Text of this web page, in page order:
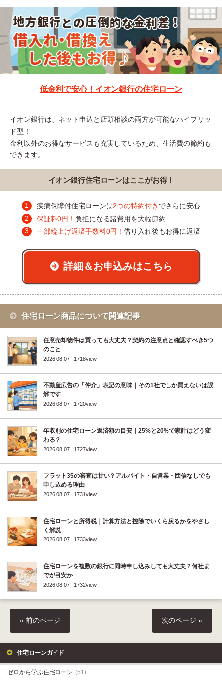
低金利で安心！イオン銀行の住宅ローン
イオン銀行は、ネット申込と店頭相談の両方が可能なハイブリッ
ド型！
金利以外のお得なサービスも充実しているため、生活費の節約も
できます。
イオン銀行住宅ローンはここがお得！
疾病保障付住宅ローンは2つの特約付き でさらに安心
保証料0円！ 負担になる諸費用を大幅節約
一部繰上げ返済手数料0円！ 借り入れ後もお得に返済
詳細＆お申込みはこちら
住宅ローン商品について関連記事
任意売却物件は買っても大丈夫？契約の注意点と確認すべき5つ
のこと
2026.08.07 1718view
不動産広告の「仲介」表記の意味｜その1社でしか買えないは誤
解です
2026.08.07 1720view
年収別の住宅ローン返済額の目安｜25%と20%で家計はどう変
わる？
2026.08.07 1727view
フラット35の審査は甘い？アルバイト・自営業・団信なしでも
申し込める理由
2026.08.07 1731view
住宅ローンと所得税｜計算方法と控除でいくら戻るかをやさし
く解説
2026.08.07 1733view
住宅ローンを複数の銀行に同時申し込みしても大丈夫？何社ま
でが目安か
2026.08.07 1732view
« 前のページ 次のページ »
住宅ローンガイド
ゼロから学ぶ住宅ローン (51)